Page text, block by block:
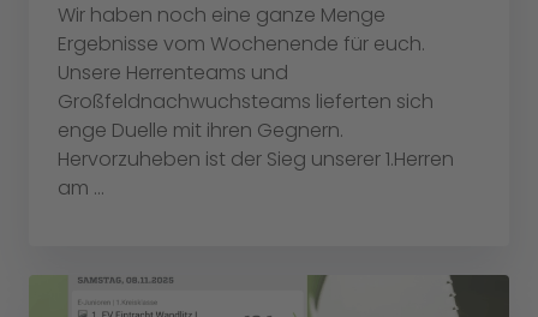
Wir haben noch eine ganze Menge
Ergebnisse vom Wochenende für euch.
Unsere Herrenteams und
Großfeldnachwuchsteams lieferten sich
enge Duelle mit ihren Gegnern.
Hervorzuheben ist der Sieg unserer 1.Herren
am ...